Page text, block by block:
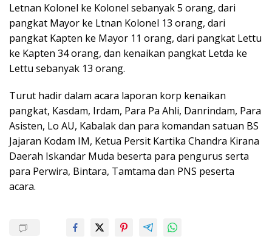
Letnan Kolonel ke Kolonel sebanyak 5 orang, dari
pangkat Mayor ke Ltnan Kolonel 13 orang, dari
pangkat Kapten ke Mayor 11 orang, dari pangkat Lettu
ke Kapten 34 orang, dan kenaikan pangkat Letda ke
Lettu sebanyak 13 orang.
Turut hadir dalam acara laporan korp kenaikan
pangkat, Kasdam, Irdam, Para Pa Ahli, Danrindam, Para
Asisten, Lo AU, Kabalak dan para komandan satuan BS
Jajaran Kodam IM, Ketua Persit Kartika Chandra Kirana
Daerah Iskandar Muda beserta para pengurus serta
para Perwira, Bintara, Tamtama dan PNS peserta
acara.